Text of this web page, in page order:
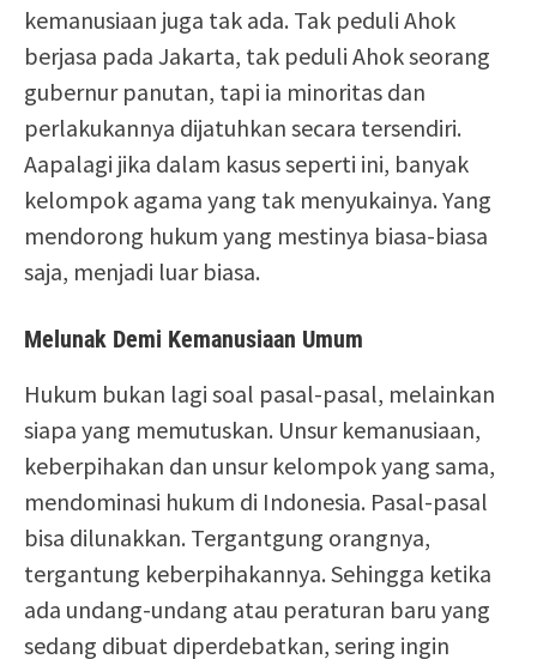
kemanusiaan juga tak ada. Tak peduli Ahok
berjasa pada Jakarta, tak peduli Ahok seorang
gubernur panutan, tapi ia minoritas dan
perlakukannya dijatuhkan secara tersendiri.
Aapalagi jika dalam kasus seperti ini, banyak
kelompok agama yang tak menyukainya. Yang
mendorong hukum yang mestinya biasa-biasa
saja, menjadi luar biasa.
Melunak Demi Kemanusiaan Umum
Hukum bukan lagi soal pasal-pasal, melainkan
siapa yang memutuskan. Unsur kemanusiaan,
keberpihakan dan unsur kelompok yang sama,
mendominasi hukum di Indonesia. Pasal-pasal
bisa dilunakkan. Tergantgung orangnya,
tergantung keberpihakannya. Sehingga ketika
ada undang-undang atau peraturan baru yang
sedang dibuat diperdebatkan, sering ingin